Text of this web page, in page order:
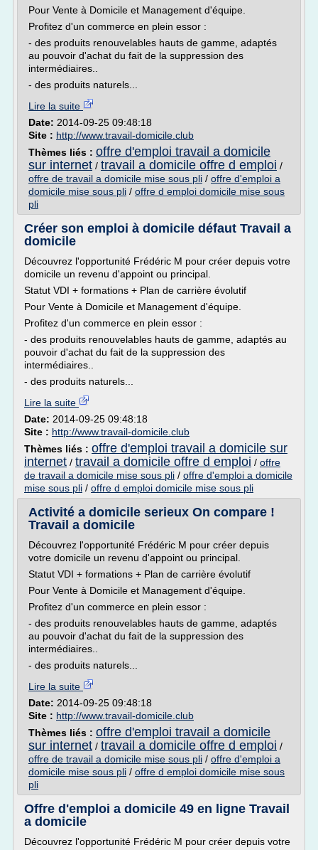
Pour Vente à Domicile et Management d'équipe.
Profitez d'un commerce en plein essor :
- des produits renouvelables hauts de gamme, adaptés
au pouvoir d'achat du fait de la suppression des
intermédiaires..
- des produits naturels...
Lire la suite
Date: 2014-09-25 09:48:18
Site : http://www.travail-domicile.club
Thèmes liés : offre d'emploi travail a domicile
sur internet / travail a domicile offre d emploi /
offre de travail a domicile mise sous pli / offre d'emploi a
domicile mise sous pli / offre d emploi domicile mise sous
pli
Créer son emploi à domicile défaut Travail a
domicile
Découvrez l'opportunité Frédéric M pour créer depuis votre
domicile un revenu d'appoint ou principal.
Statut VDI + formations + Plan de carrière évolutif
Pour Vente à Domicile et Management d'équipe.
Profitez d'un commerce en plein essor :
- des produits renouvelables hauts de gamme, adaptés au
pouvoir d'achat du fait de la suppression des
intermédiaires..
- des produits naturels...
Lire la suite
Date: 2014-09-25 09:48:18
Site : http://www.travail-domicile.club
Thèmes liés : offre d'emploi travail a domicile sur
internet / travail a domicile offre d emploi / offre
de travail a domicile mise sous pli / offre d'emploi a domicile
mise sous pli / offre d emploi domicile mise sous pli
Activité a domicile serieux On compare !
Travail a domicile
Découvrez l'opportunité Frédéric M pour créer depuis
votre domicile un revenu d'appoint ou principal.
Statut VDI + formations + Plan de carrière évolutif
Pour Vente à Domicile et Management d'équipe.
Profitez d'un commerce en plein essor :
- des produits renouvelables hauts de gamme, adaptés
au pouvoir d'achat du fait de la suppression des
intermédiaires..
- des produits naturels...
Lire la suite
Date: 2014-09-25 09:48:18
Site : http://www.travail-domicile.club
Thèmes liés : offre d'emploi travail a domicile
sur internet / travail a domicile offre d emploi /
offre de travail a domicile mise sous pli / offre d'emploi a
domicile mise sous pli / offre d emploi domicile mise sous
pli
Offre d'emploi a domicile 49 en ligne Travail
a domicile
Découvrez l'opportunité Frédéric M pour créer depuis votre